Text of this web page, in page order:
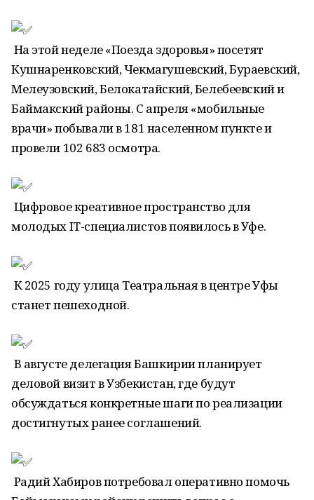
На этой неделе «Поезда здоровья» посетят
Кушнаренковский, Чекмагушевский, Бураевский,
Мелеузовский, Белокатайский, Белебеевский и
Баймакский районы. С апреля «мобильные
врачи» побывали в 181 населенном пункте и
провели 102 683 осмотра.
Цифровое креативное пространство для
молодых IT-специалистов появилось в Уфе.
К 2025 году улица Театральная в центре Уфы
станет пешеходной.
В августе делегация Башкирии планирует
деловой визит в Узбекистан, где будут
обсуждаться конкретные шаги по реализации
достигнутых ранее соглашений.
Радий Хабиров потребовал оперативно помочь